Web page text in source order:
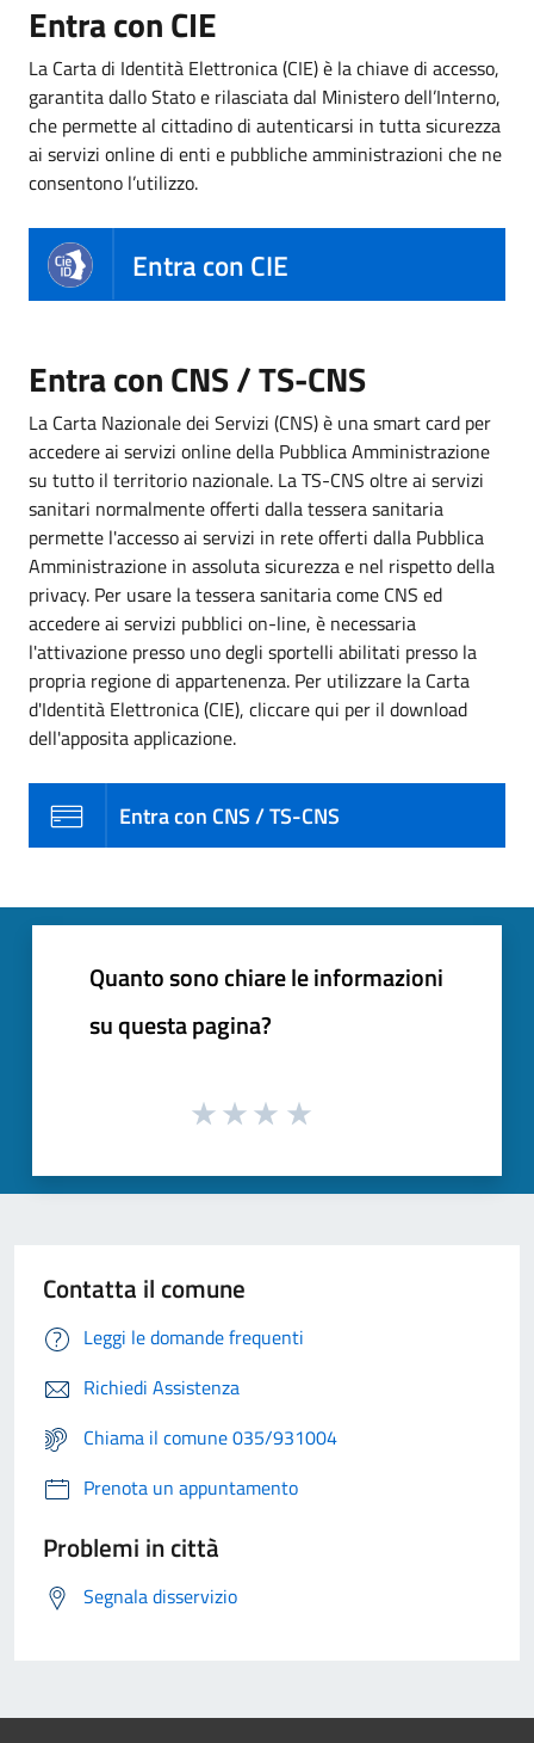
Entra con CIE
La Carta di Identità Elettronica (CIE) è la chiave di accesso,
garantita dallo Stato e rilasciata dal Ministero dell’Interno,
che permette al cittadino di autenticarsi in tutta sicurezza
ai servizi online di enti e pubbliche amministrazioni che ne
consentono l’utilizzo.
Entra con CIE
Entra con CNS / TS-CNS
La Carta Nazionale dei Servizi (CNS) è una smart card per
accedere ai servizi online della Pubblica Amministrazione
su tutto il territorio nazionale. La TS-CNS oltre ai servizi
sanitari normalmente offerti dalla tessera sanitaria
permette l'accesso ai servizi in rete offerti dalla Pubblica
Amministrazione in assoluta sicurezza e nel rispetto della
privacy. Per usare la tessera sanitaria come CNS ed
accedere ai servizi pubblici on-line, è necessaria
l'attivazione presso uno degli sportelli abilitati presso la
propria regione di appartenenza. Per utilizzare la Carta
d'Identità Elettronica (CIE), cliccare qui per il download
dell'apposita applicazione.
Entra con CNS / TS-CNS
Quanto sono chiare le informazioni
su questa pagina?
Contatta il comune
Leggi le domande frequenti
Richiedi Assistenza
Chiama il comune 035/931004
Prenota un appuntamento
Problemi in città
Segnala disservizio